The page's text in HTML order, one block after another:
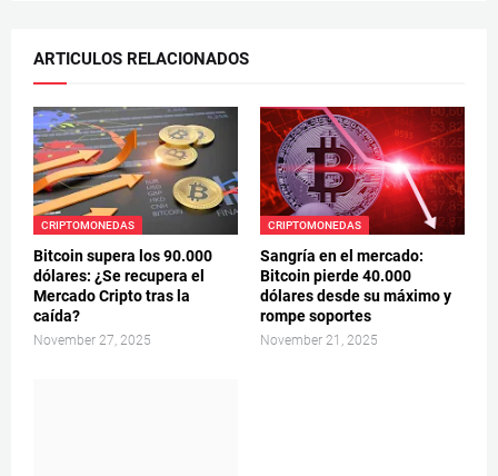
ARTICULOS RELACIONADOS
CRIPTOMONEDAS
Bitcoin supera los 90.000
dólares: ¿Se recupera el
Mercado Cripto tras la
caída?
November 27, 2025
CRIPTOMONEDAS
Sangría en el mercado:
Bitcoin pierde 40.000
dólares desde su máximo y
rompe soportes
November 21, 2025